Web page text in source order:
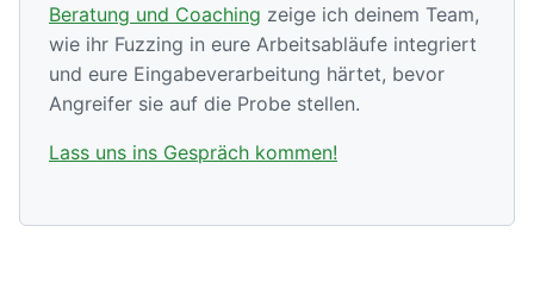
Beratung und Coaching zeige ich deinem Team,
wie ihr Fuzzing in eure Arbeitsabläufe integriert
und eure Eingabeverarbeitung härtet, bevor
Angreifer sie auf die Probe stellen.
Lass uns ins Gespräch kommen!